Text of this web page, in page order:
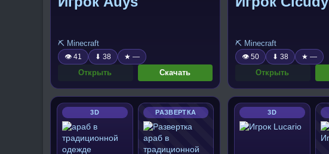
⛏️ Minecraft
👁 41 ⬇ 38 ★ —
Открыть Скачать
⛏️ Minecraft
👁 50 ⬇ 38 ★ —
Открыть
3D РАЗВЕРТКА 3D